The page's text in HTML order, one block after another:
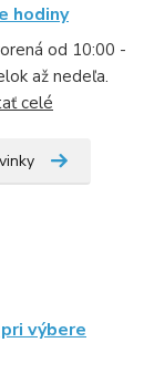
hodiny
od 10:00 -
až nedeľa.
celé
výbere